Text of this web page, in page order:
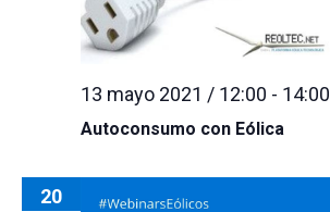
Autoconsumo con Eólica
13 mayo 2021 / 12:00 - 14:00
20